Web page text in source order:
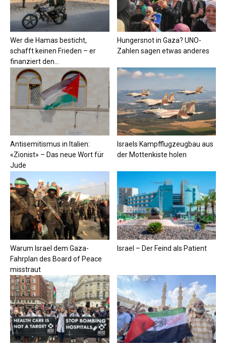
Wer die Hamas besticht,
schafft keinen Frieden – er
finanziert den...
Hungersnot in Gaza? UNO-
Zahlen sagen etwas anderes
Antisemitismus in Italien:
«Zionist» – Das neue Wort für
Jude
Israels Kampfflugzeugbau aus
der Mottenkiste holen
Warum Israel dem Gaza-
Fahrplan des Board of Peace
misstraut
Israel – Der Feind als Patient